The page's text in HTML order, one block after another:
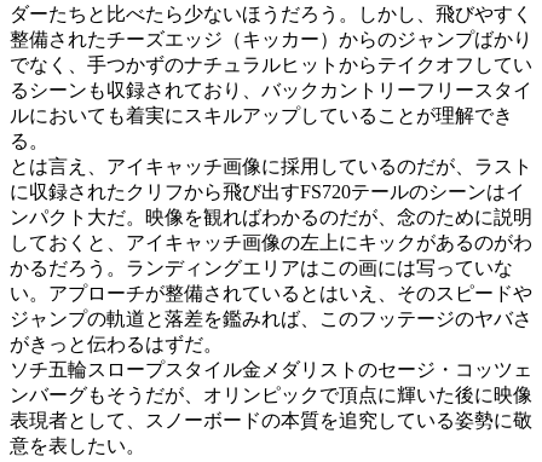
ダーたちと比べたら少ないほうだろう。しかし、飛びやすく
整備されたチーズエッジ（キッカー）からのジャンプばかり
でなく、手つかずのナチュラルヒットからテイクオフしてい
るシーンも収録されており、バックカントリーフリースタイ
ルにおいても着実にスキルアップしていることが理解でき
る。
とは言え、アイキャッチ画像に採用しているのだが、ラスト
に収録されたクリフから飛び出すFS720テールのシーンはイ
ンパクト大だ。映像を観ればわかるのだが、念のために説明
しておくと、アイキャッチ画像の左上にキックがあるのがわ
かるだろう。ランディングエリアはこの画には写っていな
い。アプローチが整備されているとはいえ、そのスピードや
ジャンプの軌道と落差を鑑みれば、このフッテージのヤバさ
がきっと伝わるはずだ。
ソチ五輪スロープスタイル金メダリストのセージ・コッツェ
ンバーグもそうだが、オリンピックで頂点に輝いた後に映像
表現者として、スノーボードの本質を追究している姿勢に敬
意を表したい。